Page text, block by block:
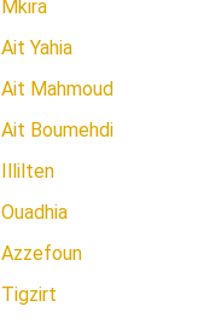
Mkira
Ait Yahia
Ait Mahmoud
Ait Boumehdi
Illilten
Ouadhia
Azzefoun
Tigzirt